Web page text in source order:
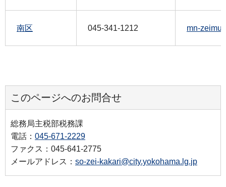
南区 045-341-1212 mn-
このページへのお問合せ
総務局主税部税務課
電話： 045-671-2229
ファクス：045-641-2775
メールアドレス： so-zei-kakari@city.yokohama.lg.jp